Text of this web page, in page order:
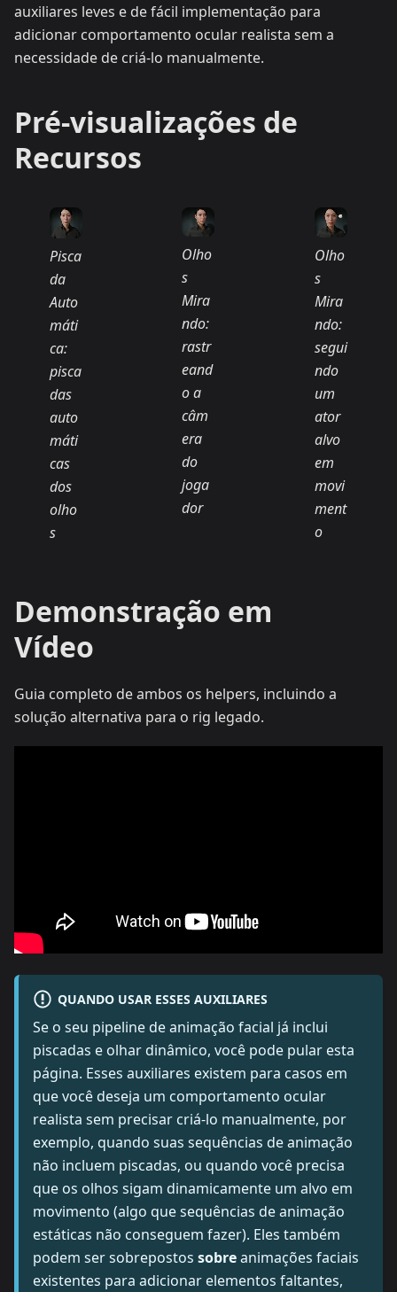
auxiliares leves e de fácil implementação para
adicionar comportamento ocular realista sem a
necessidade de criá-lo manualmente.
Pré-visualizações de
Recursos
Pisca
da
Auto
máti
ca:
pisca
das
auto
máti
cas
dos
olho
s
Olho
s
Mira
ndo:
rastr
eand
o a
câm
era
do
joga
dor
Olho
s
Mira
ndo:
segui
ndo
um
ator
alvo
em
movi
ment
o
Demonstração em
Vídeo
Guia completo de ambos os helpers, incluindo a
solução alternativa para o rig legado.
QUANDO USAR ESSES AUXILIARES
Se o seu pipeline de animação facial já inclui
piscadas e olhar dinâmico, você pode pular esta
página. Esses auxiliares existem para casos em
que você deseja um comportamento ocular
realista sem precisar criá-lo manualmente, por
exemplo, quando suas sequências de animação
não incluem piscadas, ou quando você precisa
que os olhos sigam dinamicamente um alvo em
movimento (algo que sequências de animação
estáticas não conseguem fazer). Eles também
podem ser sobrepostos sobreanimações faciais
existentes para adicionar elementos faltantes,